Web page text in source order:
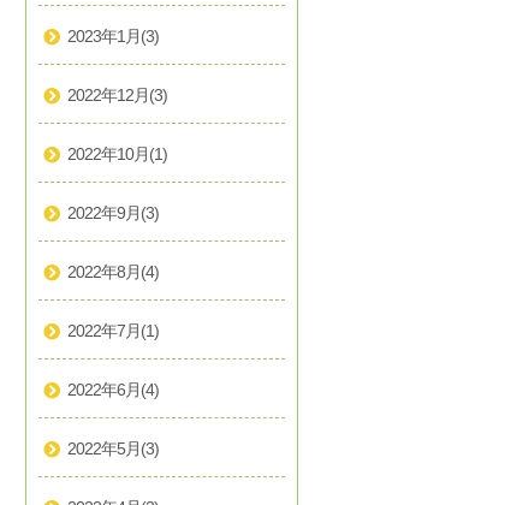
2023年1月(3)
2022年12月(3)
2022年10月(1)
2022年9月(3)
2022年8月(4)
2022年7月(1)
2022年6月(4)
2022年5月(3)